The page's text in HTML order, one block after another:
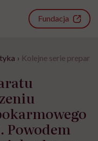
Fundacja
› Kolejne serie
Powodem